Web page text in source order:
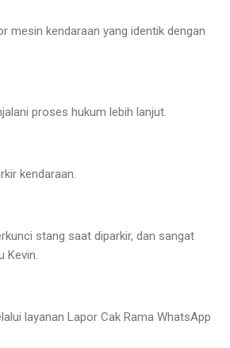
mesin kendaraan yang identik dengan
proses hukum lebih lanjut.
kendaraan.
stang saat diparkir, dan sangat
Kevin.
layanan Lapor Cak Rama WhatsApp